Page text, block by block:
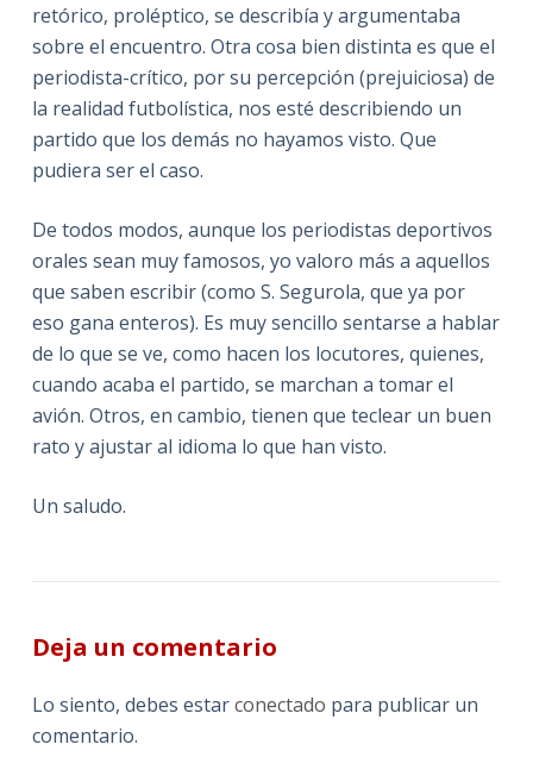
retórico, proléptico, se describía y argumentaba
sobre el encuentro. Otra cosa bien distinta es que el
periodista-crítico, por su percepción (prejuiciosa) de
la realidad futbolística, nos esté describiendo un
partido que los demás no hayamos visto. Que
pudiera ser el caso.
De todos modos, aunque los periodistas deportivos
orales sean muy famosos, yo valoro más a aquellos
que saben escribir (como S. Segurola, que ya por
eso gana enteros). Es muy sencillo sentarse a hablar
de lo que se ve, como hacen los locutores, quienes,
cuando acaba el partido, se marchan a tomar el
avión. Otros, en cambio, tienen que teclear un buen
rato y ajustar al idioma lo que han visto.
Un saludo.
Deja un comentario
Lo siento, debes estarconectado para publicar un
comentario.